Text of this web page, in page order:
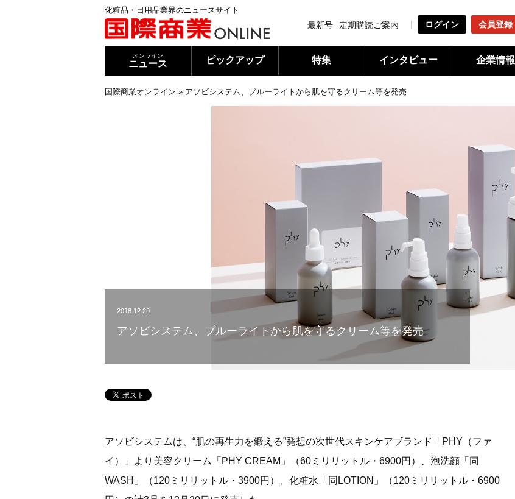
化粧品・日用品業界のニュースサイト
最新号 定期購読ご案内 ログイン 会員登録
オンライン
ニュース ピックアップ 特集 インタビュー 企業情報
国際商業オンライン » アソビシステム、ブルーライトから肌を守るクリーム等を発売
2018.12.20
アソビシステム、ブルーライトから肌を守るクリーム等を発売
アソビシステムは、“肌の再生力を鍛える”発想の次世代スキンケアブランド「PHY（ファ
イ）」より美容クリーム「PHY CREAM」（60ミリリットル・6900円）、泡洗顔「同
WASH」（120ミリリットル・3900円）、化粧水「同LOTION」（120ミリリットル・6900